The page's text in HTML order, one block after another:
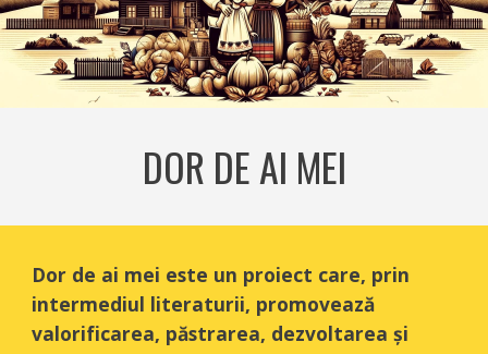
DOR DE AI MEI
Dor de ai mei este un proiect care, prin
intermediul literaturii, promovează
valorificarea, păstrarea, dezvoltarea și